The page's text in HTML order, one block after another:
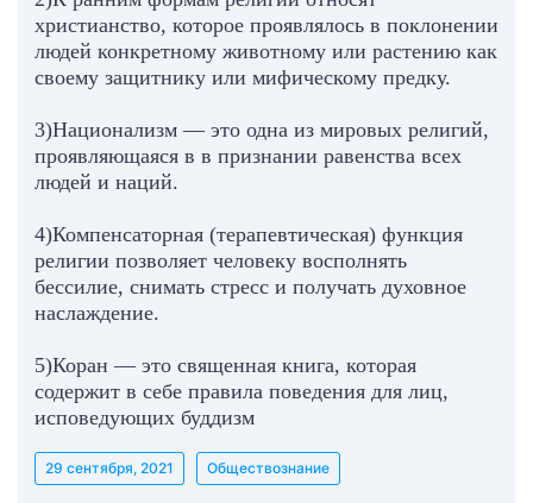
христианство, которое проявлялось в поклонении
людей конкретному животному или растению как
своему защитнику или мифическому предку.
3)Национализм — это одна из мировых религий,
проявляющаяся в в признании равенства всех
людей и наций.
4)Компенсаторная (терапевтическая) функция
религии позволяет человеку восполнять
бессилие, снимать стресс и получать духовное
наслаждение.
5)Коран — это священная книга, которая
содержит в себе правила поведения для лиц,
исповедующих буддизм
29 сентября, 2021 Обществознание